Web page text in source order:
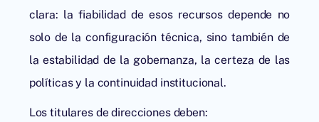
clara: la fiabilidad de esos recursos depende no
solo de la configuración técnica, sino también de
la estabilidad de la gobernanza, la certeza de las
políticas y la continuidad institucional.
Los titulares de direcciones deben: